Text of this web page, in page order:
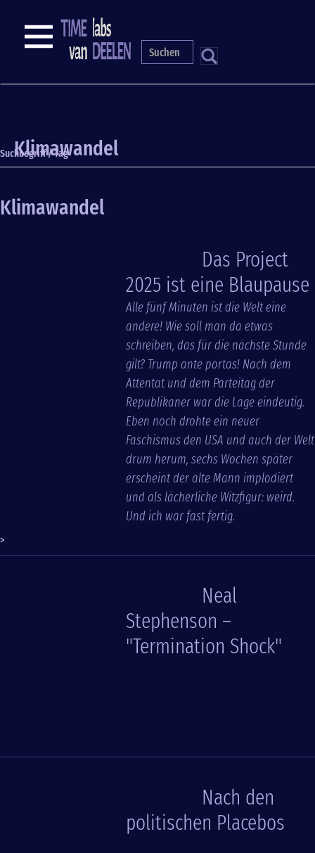
S
NAVIGATION
Klimawandel
Suchbegriff / Tag
Klimawandel
Das Project
2025 ist eine Blaupause
Alle fünf Minuten ist die Welt eine
andere! Wie soll man da etwas
schreiben, das für die nächste Stunde
gilt? Trump ante portas! Nach dem
Attentat und dem Parteitag der
Republikaner war die Lage eindeutig.
Eben noch drohte ein neuer
Faschismus den USA und auch der Welt
drum herum, sechs Wochen später
erscheint der alte Mann implodiert
und als lächerliche Witzfigur: weird.
Und ich war fast fertig.
>
Neal
Stephenson –
"Termination Shock"
Nach den
politischen Placebos